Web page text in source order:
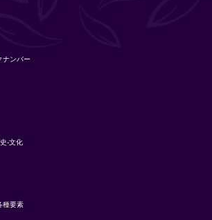
ナンバー
-文化
種要素